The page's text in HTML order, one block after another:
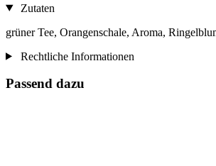
Zutaten
grüner Tee, Orangenschale, Aroma,
Rechtliche Informationen
Passend dazu